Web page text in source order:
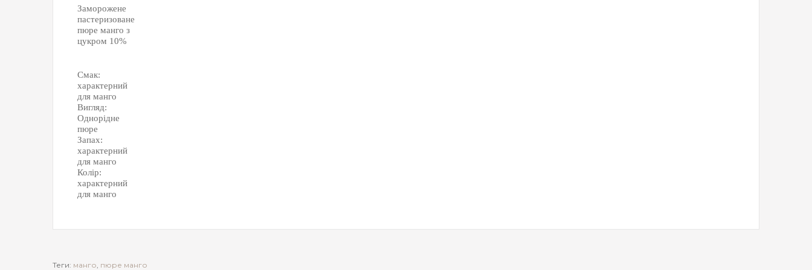
Заморожене
пастеризоване
пюре манго з
цукром 10%
Смак:
характерний
для манго
Вигляд:
Однорідне
пюре
Запах:
характерний
для манго
Колір:
характерний
для манго
Теги: манго, пюре манго